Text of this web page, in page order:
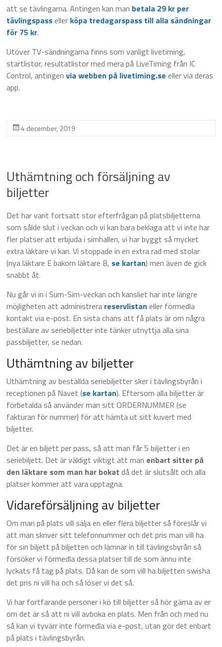
att se tävlingarna. Antingen kan man betala 29 kr per
tävlingspasseller köpa tredagarspass till alla sändningar
för 75 kr.
Utöver TV-sändningarna finns som vanligt livetiming,
startlistor, resultatlistor med mera på LiveTiming från IC
Control, antingenvia webben på livetiming.se eller via deras
app.
4 december, 2019
Uthämtning och försäljning av
biljetter
Det har varit fortsatt stor efterfrågan på platsbiljetterna
som sålde slut i veckan och vi kan bara beklaga att vi inte har
fler platser att erbjuda i simhallen, vi har byggt så mycket
extra läktare vi kan. Vi stoppade in en extra rad med stolar
(nya läktare E bakom läktare B, se kartan) men även de gick
snabbt åt.
Nu går vi in i Sum-Sim-veckan och kansliet har inte längre
möjligheten att administrera reservlistan eller förmedla
kontakt via e-post. En sista chans att få plats är om några
beställare av seriebiljetter inte tänker utnyttja alla sina
passbiljetter, se nedan.
Uthämtning av biljetter
Uthämtning av beställda seriebiljetter sker i tävlingsbyrån i
receptionen på Navet (se kartan). Eftersom alla biljetter är
förbetalda så använder man sitt ORDERNUMMER (se
fakturan för nummer) för att hämta ut sitt kuvert med
biljetter.
Det är en biljett per pass, så att man får 5 biljetter i en
seriebiljett. Det är väldigt viktigt att man enbart sitter på
den läktare som man har bokat då det är slutsålt och alla
platser kommer att vara upptagna.
Vidareförsäljning av biljetter
Om man på plats vill sälja en eller flera biljetter så föreslår vi
att man skriver sitt telefonnummer och det pris man vill ha
för sin biljett på biljetten och lämnar in till tävlingsbyrån så
försöker vi förmedla dessa platser till de som ännu inte
lyckats få tag på plats. Då kan de som vill ha biljetten swisha
det pris ni vill ha och så löser vi det så.
Vi har fortfarande personer i kö till biljetter så hör gärna av er
om det är så att ni vill avboka en plats. Men från och med nu
så kan vi tyvärr inte förmedla via e-post, utan gör det enbart
på plats i tävlingsbyrån.